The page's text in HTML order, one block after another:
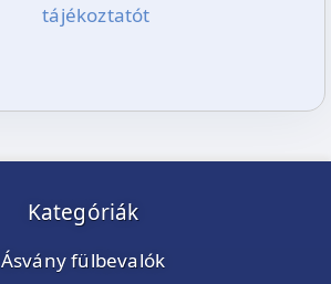
tájékoztatót
Kategóriák
Ásvány fülbevalók